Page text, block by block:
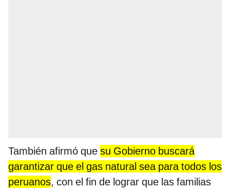
También afirmó que su Gobierno buscará
garantizar que el gas natural sea para todos los
peruanos, con el fin de lograr que las familias